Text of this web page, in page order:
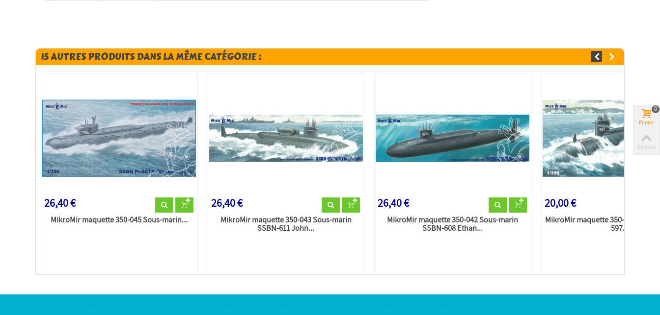
15 AUTRES PRODUITS DANS LA MÊME CATÉGORIE :
26,40 €
MikroMir maquette 350-045 Sous-marin...
26,40 €
MikroMir maquette 350-043 Sous-marin
SSBN-611 John...
26,40 €
MikroMir maquette 350-042 Sous-marin
SSBN-608 Ethan...
20,00 €
MikroMir maquette 350-041 Sous-
597...
Panier
0
En haut